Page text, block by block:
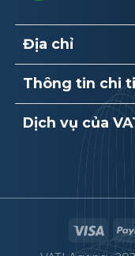
Địa chỉ
Thông tin chi
Dịch vụ của